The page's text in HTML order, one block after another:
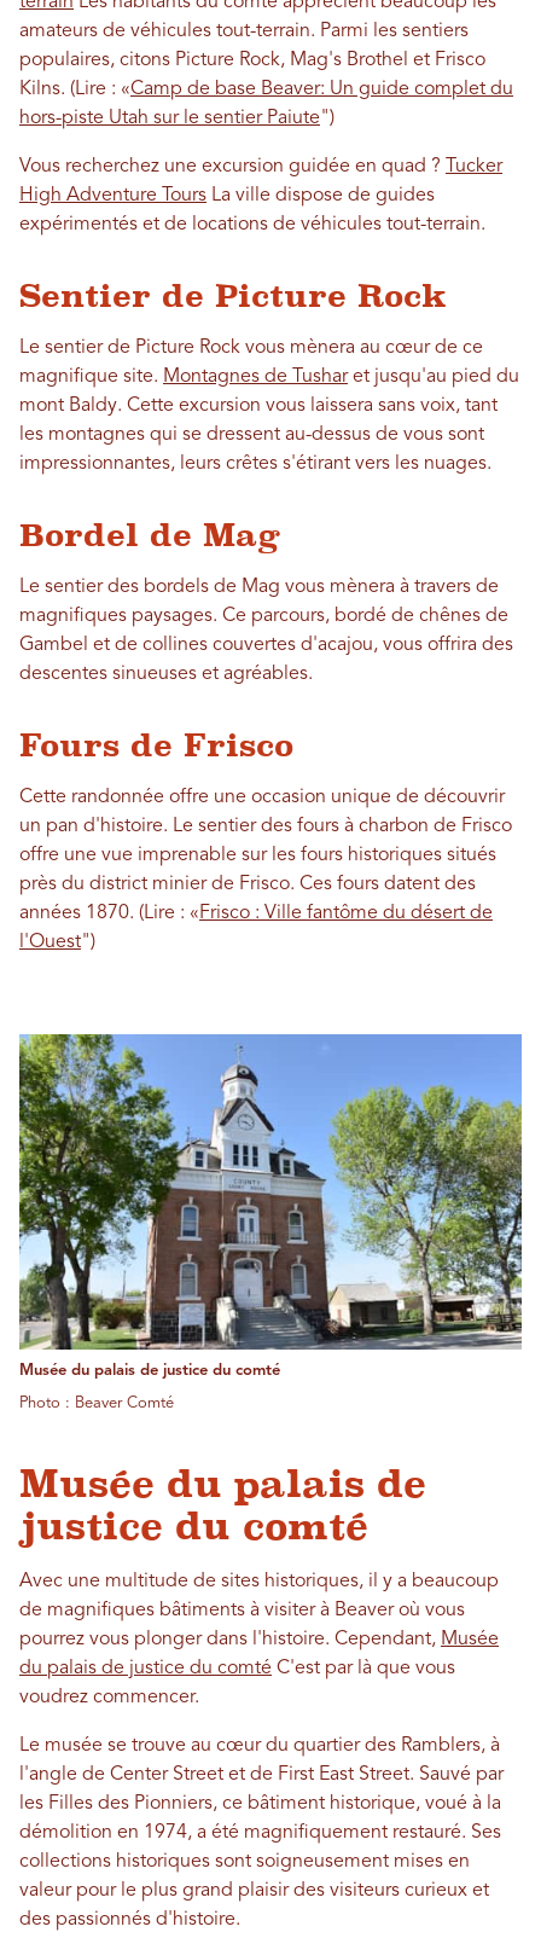
amateurs de véhicules tout-terrain. Parmi les sentiers
populaires, citons Picture Rock, Mag's Brothel et Frisco
Kilns. (Lire : «Camp de base Beaver: Un guide complet du
hors-piste Utah sur le sentier Paiute")
Vous recherchez une excursion guidée en quad ? Tucker
High Adventure Tours La ville dispose de guides
expérimentés et de locations de véhicules tout-terrain.
Sentier de Picture Rock
Le sentier de Picture Rock vous mènera au cœur de ce
magnifique site. Montagnes de Tusharet jusqu'au pied du
mont Baldy. Cette excursion vous laissera sans voix, tant
les montagnes qui se dressent au-dessus de vous sont
impressionnantes, leurs crêtes s'étirant vers les nuages.
Bordel de Mag
Le sentier des bordels de Mag vous mènera à travers de
magnifiques paysages. Ce parcours, bordé de chênes de
Gambel et de collines couvertes d'acajou, vous offrira des
descentes sinueuses et agréables.
Fours de Frisco
Cette randonnée offre une occasion unique de découvrir
un pan d'histoire. Le sentier des fours à charbon de Frisco
offre une vue imprenable sur les fours historiques situés
près du district minier de Frisco. Ces fours datent des
années 1870. (Lire : «Frisco : Ville fantôme du désert de
l'Ouest")
Musée du palais de justice du comté
Photo : Beaver Comté
Musée du palais de
justice du comté
Avec une multitude de sites historiques, il y a beaucoup
de magnifiques bâtiments à visiter à Beaver où vous
pourrez vous plonger dans l'histoire. Cependant, Musée
du palais de justice du comté C'est par là que vous
voudrez commencer.
Le musée se trouve au cœur du quartier des Ramblers, à
l'angle de Center Street et de First East Street. Sauvé par
les Filles des Pionniers, ce bâtiment historique, voué à la
démolition en 1974, a été magnifiquement restauré. Ses
collections historiques sont soigneusement mises en
valeur pour le plus grand plaisir des visiteurs curieux et
des passionnés d'histoire.